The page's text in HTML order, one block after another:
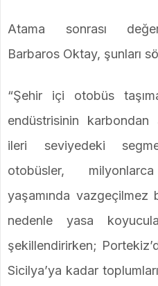
Atama sonrası
Barbaros Oktay, şunları
“Şehir içi otobüs
endüstrisinin karbondan
ileri seviyedeki
otobüsler,
yaşamında
nedenle yasa
şekillendirirken;
Sicilya’ya kadar